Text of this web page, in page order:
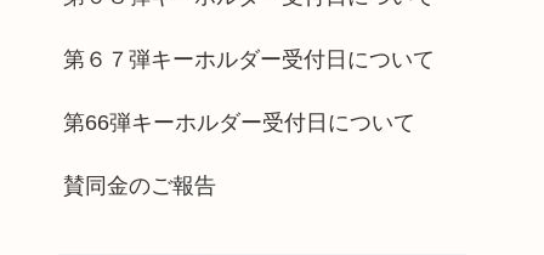
第６７弾キーホルダー受付日について
第66弾キーホルダー受付日について
賛同金のご報告